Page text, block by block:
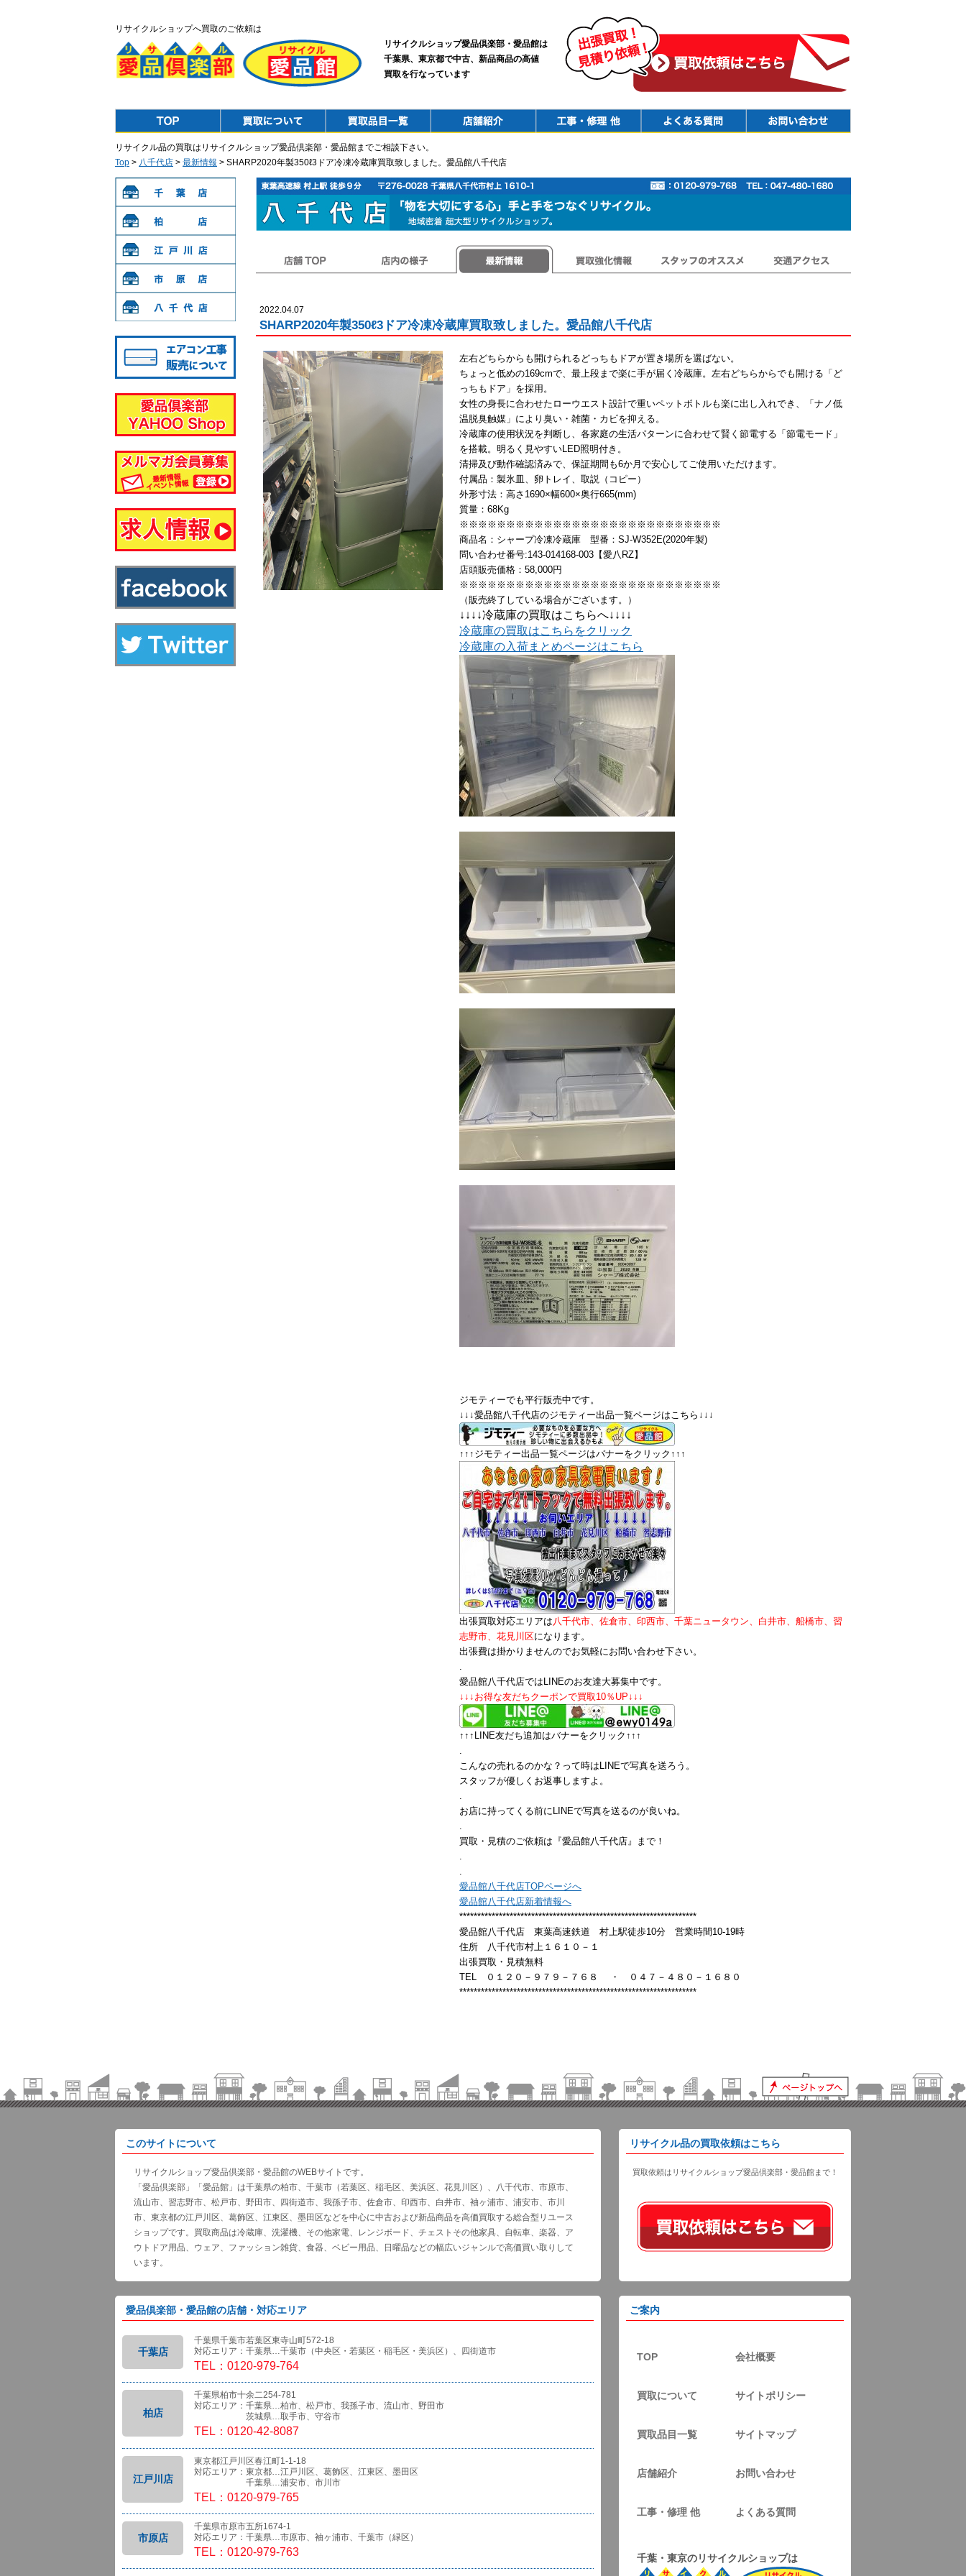
リサイクルショップへ買取のご依頼は
リサイクルショップ愛品倶楽部・愛品館は
千葉県、東京都で中古、新品商品の高値
買取を行なっています
リサイクル品の買取はリサイクルショップ愛品倶楽部・愛品館までご相談下さい。
Top > 八千代店 > 最新情報 > SHARP2020年製350ℓ3ドア冷凍冷蔵庫買取致しました。愛品館八千代店
2022.04.07
SHARP2020年製350ℓ3ドア冷凍冷蔵庫買取致しました。愛品館八千代店
左右どちらからも開けられるどっちもドアが置き場所を選ばない。
ちょっと低めの169cmで、最上段まで楽に手が届く冷蔵庫。左右どちらからでも開ける「ど
っちもドア」を採用。
女性の身長に合わせたローウエスト設計で重いペットボトルも楽に出し入れでき、「ナノ低
温脱臭触媒」により臭い・雑菌・カビを抑える。
冷蔵庫の使用状況を判断し、各家庭の生活パターンに合わせて賢く節電する「節電モード」
を搭載。明るく見やすいLED照明付き。
清掃及び動作確認済みで、保証期間も6か月で安心してご使用いただけます。
付属品：製氷皿、卵トレイ、取説（コピー）
外形寸法：高さ1690×幅600×奥行665(mm)
質量：68Kg
※※※※※※※※※※※※※※※※※※※※※※※※※※※※
商品名：シャープ冷凍冷蔵庫 型番：SJ-W352E(2020年製)
問い合わせ番号:143-014168-003【愛八RZ】
店頭販売価格：58,000円
※※※※※※※※※※※※※※※※※※※※※※※※※※※※
（販売終了している場合がございます。）
↓↓↓↓冷蔵庫の買取はこちらへ↓↓↓↓
冷蔵庫の買取はこちらをクリック
冷蔵庫の入荷まとめページはこちら
ジモティーでも平行販売中です。
↓↓↓愛品館八千代店のジモティー出品一覧ページはこちら↓↓↓
↑↑↑ジモティー出品一覧ページはバナーをクリック↑↑↑
出張買取対応エリアは八千代市、佐倉市、印西市、千葉ニュータウン、白井市、船橋市、習
志野市、花見川区になります。
出張費は掛かりませんのでお気軽にお問い合わせ下さい。
.
愛品館八千代店ではLINEのお友達大募集中です。
↓↓↓お得な友だちクーポンで買取10％UP↓↓↓
↑↑↑LINE友だち追加はバナーをクリック↑↑↑
.
こんなの売れるのかな？って時はLINEで写真を送ろう。
スタッフが優しくお返事しますよ。
.
お店に持ってくる前にLINEで写真を送るのが良いね。
.
買取・見積のご依頼は『愛品館八千代店』まで！
.
.
愛品館八千代店TOPページへ
愛品館八千代店新着情報へ
******************************************************************
愛品館八千代店 東葉高速鉄道 村上駅徒歩10分 営業時間10-19時
住所 八千代市村上１６１０－１
出張買取・見積無料
TEL ０１２０－９７９－７６８ ・ ０４７－４８０－１６８０
******************************************************************
このサイトについて
リサイクルショップ愛品倶楽部・愛品館のWEBサイトです。
「愛品倶楽部」「愛品館」は千葉県の柏市、千葉市（若葉区、稲毛区、美浜区、花見川区）、八千代市、市原市、
流山市、習志野市、松戸市、野田市、四街道市、我孫子市、佐倉市、印西市、白井市、袖ヶ浦市、浦安市、市川
市、東京都の江戸川区、葛飾区、江東区、墨田区などを中心に中古および新品商品を高価買取する総合型リユース
ショップです。買取商品は冷蔵庫、洗濯機、その他家電、レンジボード、チェストその他家具、自転車、楽器、ア
ウトドア用品、ウェア、ファッション雑貨、食器、ベビー用品、日曜品などの幅広いジャンルで高価買い取りして
います。
リサイクル品の買取依頼はこちら
買取依頼はリサイクルショップ愛品倶楽部・愛品館まで！
愛品倶楽部・愛品館の店舗・対応エリア
千葉店
千葉県千葉市若葉区東寺山町572-18
対応エリア：千葉県…千葉市（中央区・若葉区・稲毛区・美浜区）、四街道市
TEL：0120-979-764
柏店
千葉県柏市十余二254-781
対応エリア：千葉県…柏市、松戸市、我孫子市、流山市、野田市
茨城県…取手市、守谷市
TEL：0120-42-8087
江戸川店
東京都江戸川区春江町1-1-18
対応エリア：東京都…江戸川区、葛飾区、江東区、墨田区
千葉県…浦安市、市川市
TEL：0120-979-765
市原店
千葉県市原市五所1674-1
対応エリア：千葉県…市原市、袖ヶ浦市、千葉市（緑区）
TEL：0120-979-763
ご案内
TOP 会社概要
買取について サイトポリシー
買取品目一覧 サイトマップ
店舗紹介 お問い合わせ
工事・修理 他 よくある質問
千葉・東京のリサイクルショップは